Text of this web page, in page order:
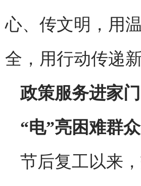
心、传文明，用
全，用行动传递
政策服务进家门
“电”亮困难群
节后复工以来